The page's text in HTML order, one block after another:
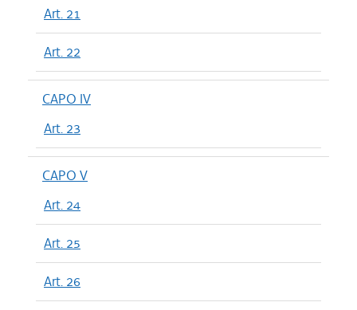
Art. 21
Art. 22
CAPO IV
Art. 23
CAPO V
Art. 24
Art. 25
Art. 26